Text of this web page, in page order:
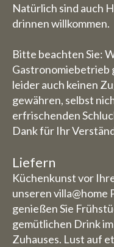
Natürlich sind auch
drinnen willkommen.
Bitte beachten Sie:
Gastronomiebetrieb
leider auch keinen
gewähren, selbst
erfrischenden
Dank für Ihr
Liefern
Küchenkunst vor
unseren
genießen Sie
gemütlichen Drink
Zuhauses. Lust auf